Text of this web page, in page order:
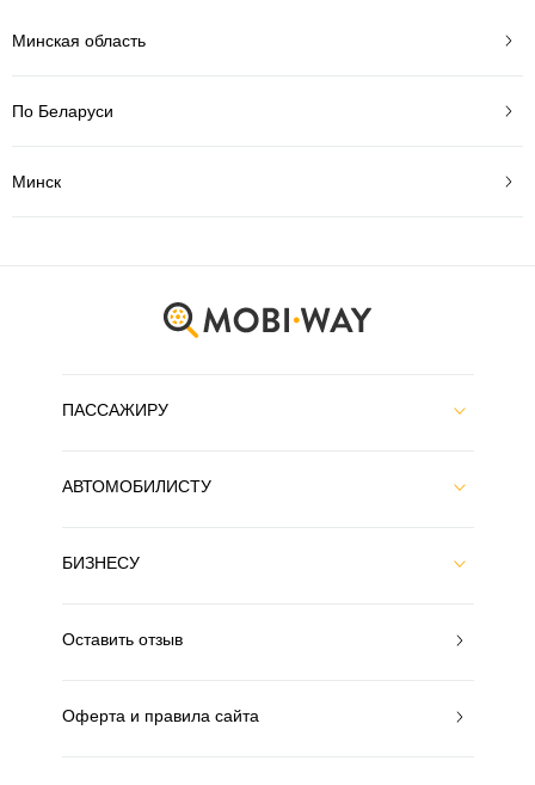
Минская область
По Беларуси
Минск
ПАССАЖИРУ
АВТОМОБИЛИСТУ
БИЗНЕСУ
Оставить отзыв
Оферта и правила сайта